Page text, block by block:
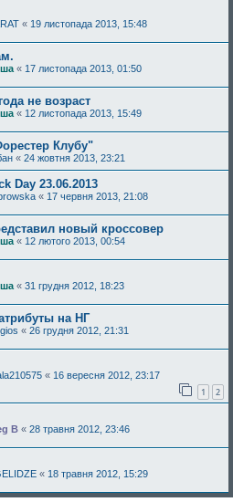
« 19 листопада 2013, 15:48
« 17 листопада 2013, 01:50
не возраст
« 12 листопада 2013, 15:49
Клубу"
« 24 жовтня 2013, 23:21
Day 23.06.2013
« 17 червня 2013, 21:08
новый кроссовер
« 12 лютого 2013, 00:54
« 31 грудня 2012, 18:23
на НГ
« 26 грудня 2012, 21:31
« 16 вересня 2012, 23:17
1 2
B « 28 травня 2012, 23:46
« 18 травня 2012, 15:29